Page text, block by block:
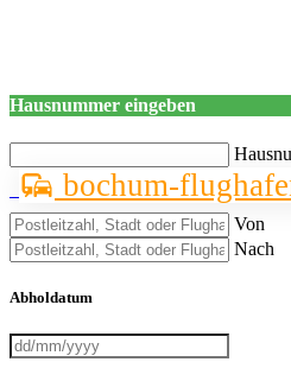
Hausnummer eingeben
bochum-
Von
Nach
Abholdatum